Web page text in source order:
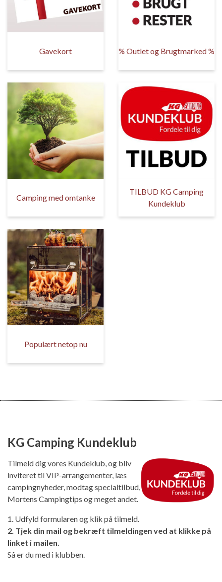
Gavekort % Outlet og Brugtmarked %
Camping med omtanke
TILBUD KG Camping
Kundeklub
Populært netop nu
KG Camping Kundeklub
Tilmeld dig vores Kundeklub, og bliv
inviteret til VIP-arrangementer, læs
campingnyheder, modtag specialtilbud,
Mortens Campingtips og meget andet.
1. Udfyld formularen og klik på tilmeld.
2. Tjek din mail og bekræft tilmeldingen ved at klikke på
linket i mailen.
Så er du med i klubben.